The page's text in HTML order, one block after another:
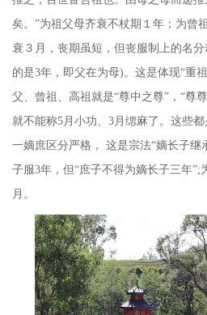
矣。”为祖父母齐衰不杖期１年；为曾
衰３月，丧期虽短，但丧服制上的名分
的是3年，即父在为母)。这是体现“重
父、曾祖、高祖就是“尊中之尊”，“尊
就不能称5月小功、 3月缌麻了。这些都
一嫡庶区分严格， 这是宗法“嫡长子继
子服3年，但“庶子不得为嫡长子三年”;
月。